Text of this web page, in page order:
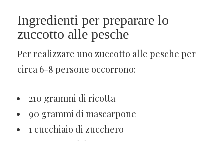
Ingredienti per preparare lo
zuccotto alle pesche
Per realizzare uno zuccotto alle pesche per
circa 6-8 persone occorrono:
210 grammi di ricotta
90 grammi di mascarpone
1 cucchiaio di zucchero